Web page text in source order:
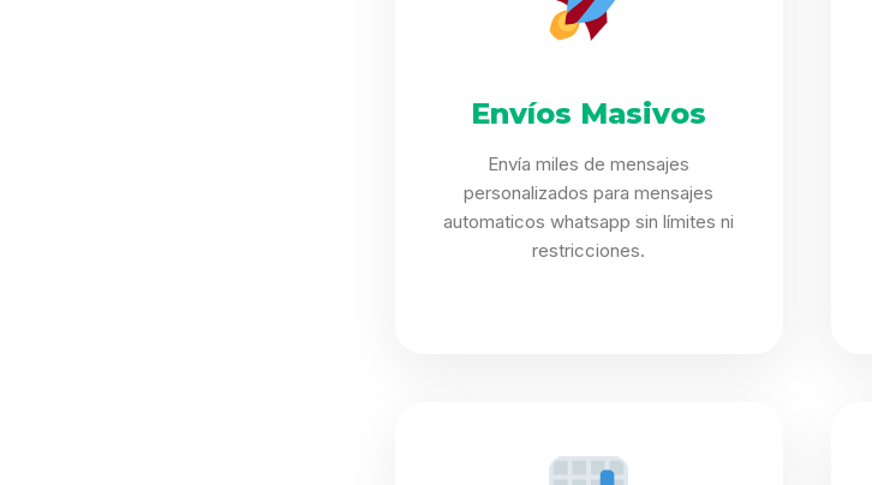
Envíos Masivos
Envía miles de mensajes
personalizados para mensajes
automaticos whatsapp sin límites ni
restricciones.